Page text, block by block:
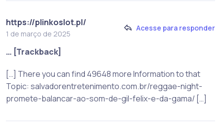
https://plinkoslot.pl/
1 de março de 2025
Acesse para responder
… [Trackback]
[…] There you can find 49648 more Information to that
Topic: salvadorentretenimento.com.br/reggae-night-
promete-balancar-ao-som-de-gil-felix-e-da-gama/ […]